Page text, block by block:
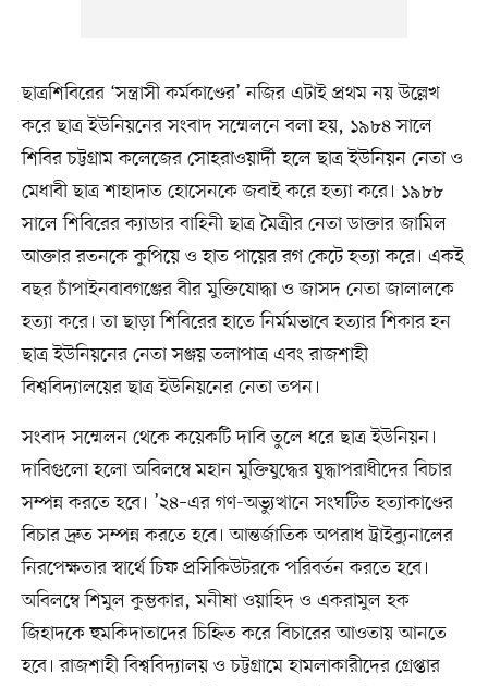
ছাত্রশিবিরের ‘সন্ত্রাসী কর্মকাণ্ডের’ নজির এটাই প্রথম নয় উল্লেখ
করে ছাত্র ইউনিয়নের সংবাদ সম্মেলনে বলা হয়, ১৯৮৪ সালে
শিবির চট্টগ্রাম কলেজের সোহরাওয়ার্দী হলে ছাত্র ইউনিয়ন নেতা ও
মেধাবী ছাত্র শাহাদাত হোসেনকে জবাই করে হত্যা করে। ১৯৮৮
সালে শিবিরের ক্যাডার বাহিনী ছাত্র মৈত্রীর নেতা ডাক্তার জামিল
আক্তার রতনকে কুপিয়ে ও হাত পায়ের রগ কেটে হত্যা করে। একই
বছর চাঁপাইনবাবগঞ্জের বীর মুক্তিযোদ্ধা ও জাসদ নেতা জালালকে
হত্যা করে। তা ছাড়া শিবিরের হাতে নির্মমভাবে হত্যার শিকার হন
ছাত্র ইউনিয়নের নেতা সঞ্জয় তলাপাত্র এবং রাজশাহী
বিশ্ববিদ্যালয়ের ছাত্র ইউনিয়নের নেতা তপন।
সংবাদ সম্মেলন থেকে কয়েকটি দাবি তুলে ধরে ছাত্র ইউনিয়ন।
দাবিগুলো হলো অবিলম্বে মহান মুক্তিযুদ্ধের যুদ্ধাপরাধীদের বিচার
সম্পন্ন করতে হবে। ’২৪–এর গণ-অভ্যুত্থানে সংঘটিত হত্যাকাণ্ডের
বিচার দ্রুত সম্পন্ন করতে হবে। আন্তর্জাতিক অপরাধ ট্রাইব্যুনালের
নিরপেক্ষতার স্বার্থে চিফ প্রসিকিউটরকে পরিবর্তন করতে হবে।
অবিলম্বে শিমুল কুম্ভকার, মনীষা ওয়াহিদ ও একরামুল হক
জিহাদকে হুমকিদাতাদের চিহ্নিত করে বিচারের আওতায় আনতে
হবে। রাজশাহী বিশ্ববিদ্যালয় ও চট্টগ্রামে হামলাকারীদের গ্রেপ্তার